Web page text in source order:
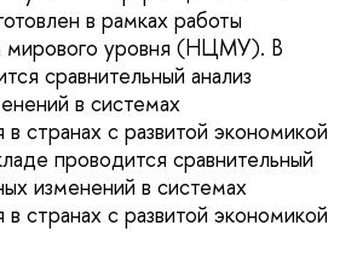
в рамках работы
мирового уровня (НЦМУ). В
сравнительный анализ
в системах
странах с развитой экономикой
проводится сравнительный
изменений в системах
странах с развитой экономикой